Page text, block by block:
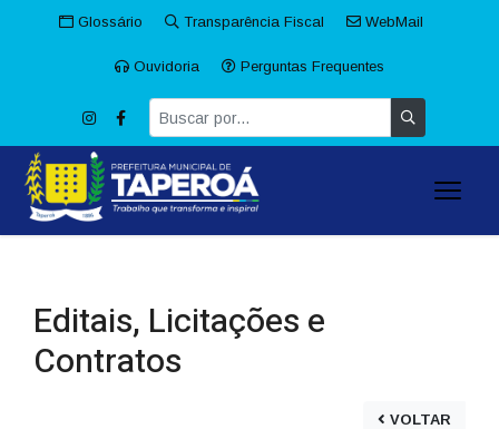
Glossário Transparência Fiscal WebMail
Ouvidoria Perguntas Frequentes
Editais, Licitações e
Contratos
VOLTAR